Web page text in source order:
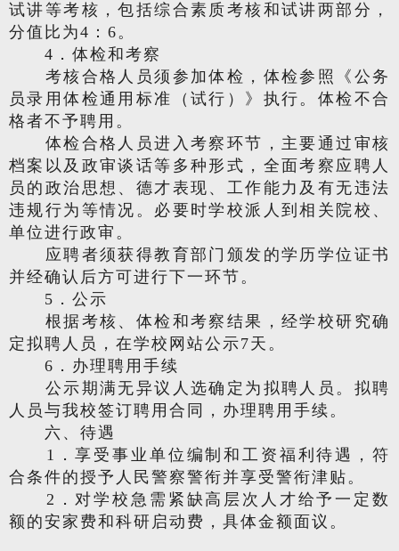
试讲等考核，包括综合素质考核和试讲两部分，
分值比为4：6。
4．体检和考察
考核合格人员须参加体检，体检参照《公务
员录用体检通用标准（试行）》执行。体检不合
格者不予聘用。
体检合格人员进入考察环节，主要通过审核
档案以及政审谈话等多种形式，全面考察应聘人
员的政治思想、德才表现、工作能力及有无违法
违规行为等情况。必要时学校派人到相关院校、
单位进行政审。
应聘者须获得教育部门颁发的学历学位证书
并经确认后方可进行下一环节。
5．公示
根据考核、体检和考察结果，经学校研究确
定拟聘人员，在学校网站公示7天。
6．办理聘用手续
公示期满无异议人选确定为拟聘人员。拟聘
人员与我校签订聘用合同，办理聘用手续。
六、待遇
1．享受事业单位编制和工资福利待遇，符
合条件的授予人民警察警衔并享受警衔津贴。
2．对学校急需紧缺高层次人才给予一定数
额的安家费和科研启动费，具体金额面议。